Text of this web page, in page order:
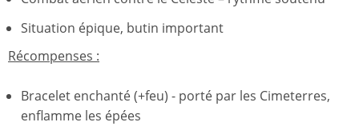
Situation épique, butin important
Récompenses :
Bracelet enchanté (+feu) - porté par les Cimeterres,
enflamme les épées